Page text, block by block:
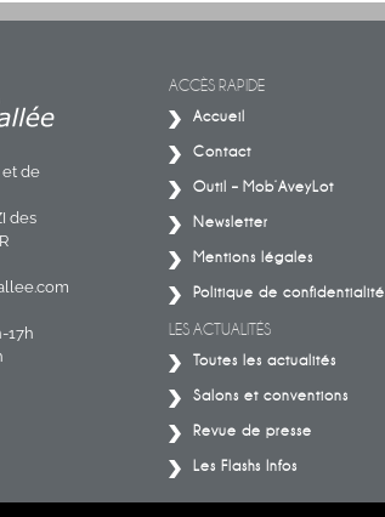
sur les énergies
de
des
17h
ACCÈS RAPIDE
Accueil
Contact
Outil – Mob’AveyLot
Newsletter
Mentions légales
Politique de confidentialité
LES ACTUALITÉS
Toutes les actualités
Salons et conventions
Revue de presse
Les Flashs Infos